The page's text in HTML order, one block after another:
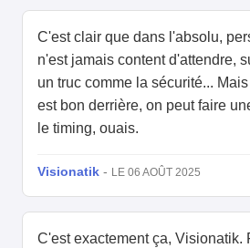
C'est clair que dans l'absolu,
n'est jamais content d'attendre,
un truc comme la sécurité...
est bon derrière, on peut faire
le timing, ouais.
Visionatik - LE 06 AOÛT 2025
C'est exactement ça, Visionatik.